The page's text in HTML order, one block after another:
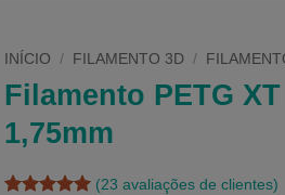
INÍCIO / FILAMENTO 3D /
Filamento PETG
1,75mm
(23 avaliações de clientes)